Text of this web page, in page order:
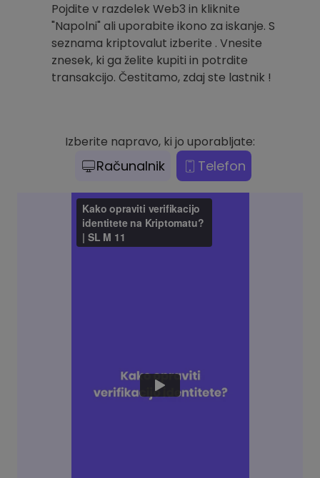
Pojdite v razdelek Web3 in kliknite
"Napolni" ali uporabite ikono za iskanje. S
seznama kriptovalut izberite . Vnesite
znesek, ki ga želite kupiti in potrdite
transakcijo. Čestitamo, zdaj ste lastnik !
Izberite napravo, ki jo uporabljate:
Računalnik Telefon